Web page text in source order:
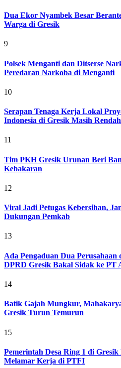
Dua Ekor Nyambek Besar
Warga di Gresik
9
Polsek Menganti dan Ditserse
Peredaran Narkoba di Menganti
10
Serapan Tenaga Kerja Lokal
Indonesia di Gresik Masih Rendah
11
Tim PKH Gresik Urunan Beri
Kebakaran
12
Viral Jadi Petugas Kebersihan,
Dukungan Pemkab
13
Ada Pengaduan Dua
DPRD Gresik Bakal Sidak ke PT
14
Batik Gajah Mungkur,
Gresik Turun Temurun
15
Pemerintah Desa Ring 1 di
Melamar Kerja di PTFI